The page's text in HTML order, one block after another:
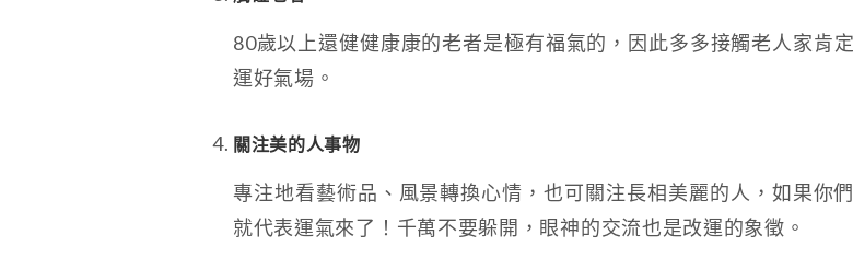
80歲以上還健健康康的老者是極有福氣的，因此多多接觸老人家肯
運好氣場。
關注美的人事物
專注地看藝術品、風景轉換心情，也可關注長相美麗的人，如果你
就代表運氣來了！千萬不要躲開，眼神的交流也是改運的象徵。